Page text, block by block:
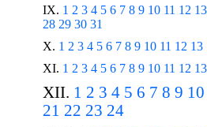
IX. 1 2 3 4 5 6 7 8 9 10 11 12 13
28 29 30 31
X. 1 2 3 4 5 6 7 8 9 10 11 12 13
XI. 1 2 3 4 5 6 7 8 9 10 11 12 13
XII. 1 2 3 4 5 6 7 8 9 10
21 22 23 24